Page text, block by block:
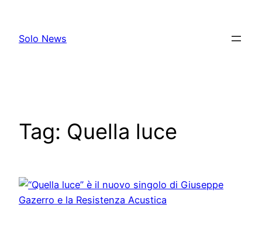
content
Solo News
Tag: Quella luce